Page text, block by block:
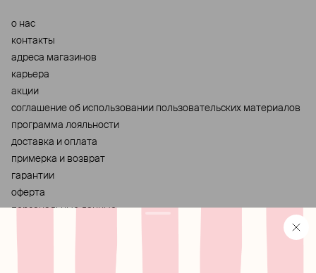
о нас
контакты
адреса магазинов
карьера
акции
cоглашение об использовании пользовательских материалов
программа лояльности
доставка и оплата
примерка и возврат
гарантии
оферта
персональные данные